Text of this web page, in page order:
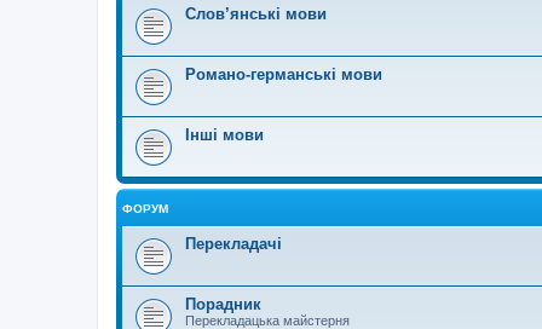
Слов’янські мови
Романо-германські мови
Інші мови
ФОРУМ
Перекладачі
Порадник
Перекладацька майстерня